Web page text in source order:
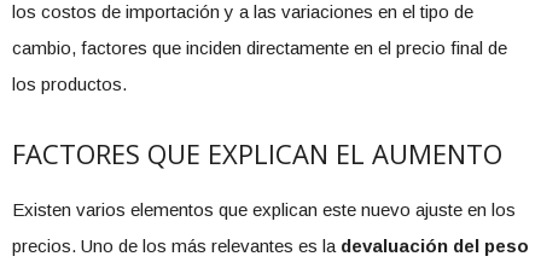
los costos de importación y a las variaciones en el tipo de
cambio, factores que inciden directamente en el precio final de
los productos.
FACTORES QUE EXPLICAN EL AUMENTO
Existen varios elementos que explican este nuevo ajuste en los
precios. Uno de los más relevantes es la devaluación del peso